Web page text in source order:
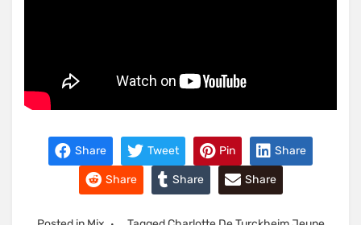
Share Tweet Pin Share
Share Share Share